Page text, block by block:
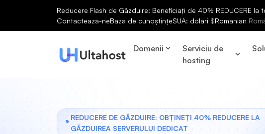
Reducere Flash de Găzduire: Beneficiați de 40% REDUCERE
Contacteaza-neBaza de cunoștințeSUA: dolari $Romanian
Domenii
Serviciu de
hosting
REDUCERE DE GĂZDUIRE: OBȚINEȚI 40% REDUCERE LA
GĂZDUIREA SERVERULUI DEDICAT